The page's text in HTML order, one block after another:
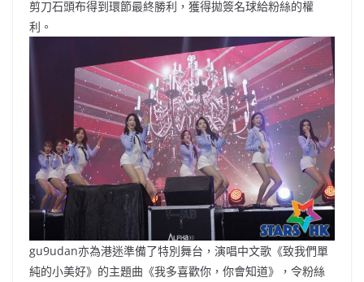
剪刀石頭布得到環節最終勝利，獲得拋簽名球給粉絲的權
利。
gu9udan亦為港迷準備了特別舞台，演唱中文歌《致我們單
純的小美好》的主題曲《我多喜歡你，你會知道》，令粉絲